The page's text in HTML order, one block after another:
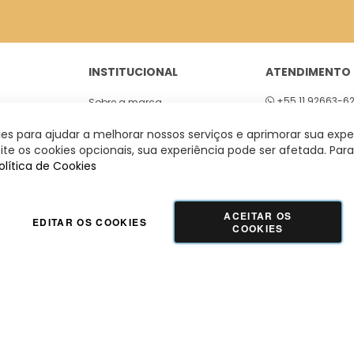
Paulo
INSTITUCIONAL
Sobre a marca
ATENDIMENTO
+55 11 92663-
GUADALUPE COMERCIO LTDA - 42.509.755/0001-66 | Tecnologia e Design:Dizy
para ajudar a melhorar nossos serviços e aprimorar sua
os cookies opcionais, sua experiência pode ser afetada.
de Cookies
ACEITAR OS
COOKIES
EDITAR OS COOKIES